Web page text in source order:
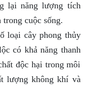
lại năng lượng tích
cuộc sống.
loại cây phong thủy
có khả năng thanh
độc hại trong môi
lượng không khí và